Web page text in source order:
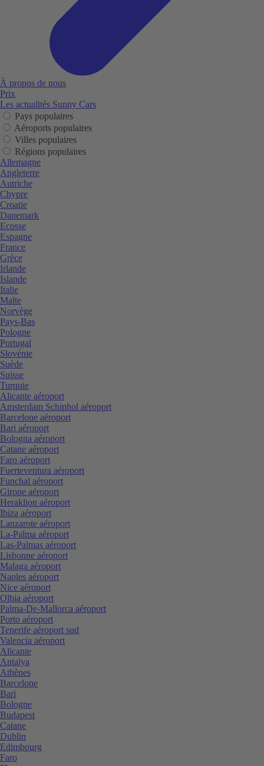
À propos de nous
Prix
Les actualités Sunny Cars
Pays populaires
Aéroports populaires
Villes populaires
Régions populaires
Allemagne
Angleterre
Autriche
Chypre
Croatie
Danemark
Ecosse
Espagne
France
Grèce
Irlande
Islande
Italie
Malte
Norvège
Pays-Bas
Pologne
Portugal
Slovénie
Suède
Suisse
Turquie
Alicante aéroport
Amsterdam Schiphol aéroport
Barcelone aéroport
Bari aéroport
Bologna aéroport
Catane aéroport
Faro aéroport
Fuerteventura aéroport
Funchal aéroport
Girone aéroport
Heraklion aéroport
Ibiza aéroport
Lanzarote aéroport
La-Palma aéroport
Las-Palmas aéroport
Lisbonne aéroport
Malaga aéroport
Naples aéroport
Nice aéroport
Olbia aéroport
Palma-De-Mallorca aéroport
Porto aéroport
Tenerife aéroport sud
Valencia aéroport
Alicante
Antalya
Athènes
Barcelone
Bari
Bologne
Budapest
Catane
Dublin
Edimbourg
Faro